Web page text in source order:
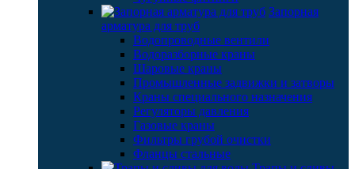
Запорная
арматура для труб
Водопроводные вентили
Водоразборные краны
Шаровые краны
Промышленные задвижки и затворы
Краны специального назначения
Регуляторы давления
Газовые краны
Фильтры грубой очистки
Фланцы стальные